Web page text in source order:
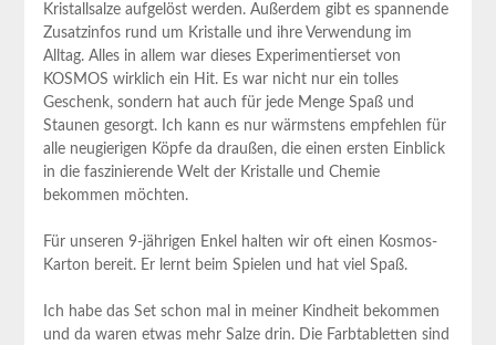
Kristallsalze aufgelöst werden. Außerdem gibt es ​spannende
Zusatzinfos rund ⁤um Kristalle und ihre Verwendung im
Alltag. Alles in⁢ allem war dieses ⁢Experimentierset von
KOSMOS ‌wirklich ein Hit. Es‌ war nicht nur ein tolles
Geschenk,​ sondern‌ hat auch für jede Menge Spaß und
Staunen gesorgt. Ich kann es ⁤nur wärmstens empfehlen für
alle⁤ neugierigen Köpfe da draußen, die einen ⁣ersten Einblick
in⁤ die faszinierende Welt⁢ der​ Kristalle und Chemie
bekommen möchten.
Für unseren 9-jährigen Enkel halten⁢ wir oft einen Kosmos-
Karton bereit. Er lernt beim ⁤Spielen und hat ‍viel Spaß.
Ich habe das Set schon mal ⁤in meiner Kindheit bekommen
und da waren etwas mehr Salze drin. Die⁤ Farbtabletten sind